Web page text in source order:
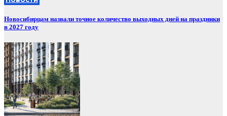
Новосибирцам назвали точное количество выходных дней на праздники
в 2027 году